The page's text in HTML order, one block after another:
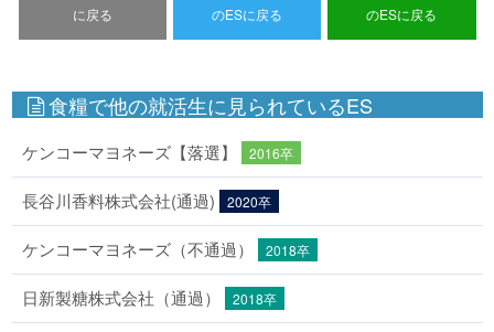
に戻る
のESに戻る
のESに戻る
食糧で他の就活生に見られているES
ケンコーマヨネーズ【落選】 2016卒
長谷川香料株式会社(通過) 2020卒
ケンコーマヨネーズ（不通過） 2018卒
日新製糖株式会社（通過） 2018卒